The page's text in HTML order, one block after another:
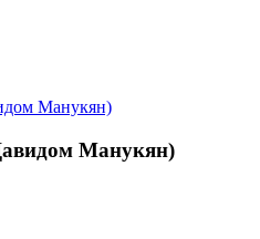
Манукян)